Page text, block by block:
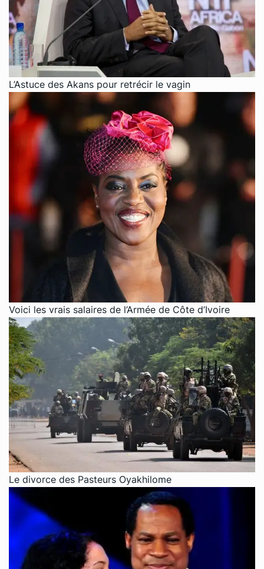
L’Astuce des Akans pour retrécir le vagin
Voici les vrais salaires de l’Armée de Côte d’Ivoire
Le divorce des Pasteurs Oyakhilome